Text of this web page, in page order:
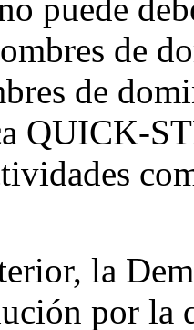
puede
de
de
QUICK-
la
por la